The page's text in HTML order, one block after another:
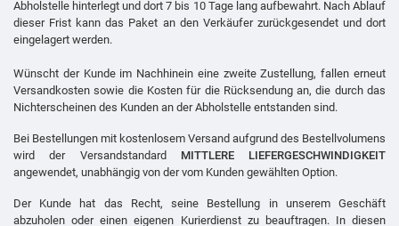
Abholstelle hinterlegt und dort 7 bis 10 Tage lang aufbewahrt. Nach Ablauf
dieser Frist kann das Paket an den Verkäufer zurückgesendet und dort
eingelagert werden.
Wünscht der Kunde im Nachhinein eine zweite Zustellung, fallen erneut
Versandkosten sowie die Kosten für die Rücksendung an, die durch das
Nichterscheinen des Kunden an der Abholstelle entstanden sind.
Bei Bestellungen mit kostenlosem Versand aufgrund des Bestellvolumens
wird der Versandstandard MITTLERE LIEFERGESCHWINDIGKEIT
angewendet, unabhängig von der vom Kunden gewählten Option.
Der Kunde hat das Recht, seine Bestellung in unserem Geschäft
abzuholen oder einen eigenen Kurierdienst zu beauftragen. In diesen